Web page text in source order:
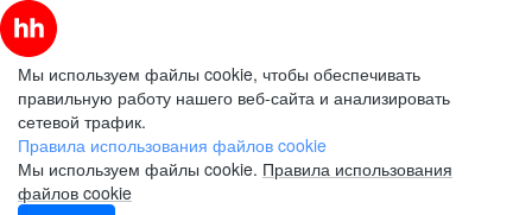
Мы используем файлы cookie, чтобы обеспечивать
правильную работу нашего веб-сайта и анализировать
сетевой трафик.
Правила использования файлов cookie
Мы используем файлы cookie. Правила использования
файлов cookie